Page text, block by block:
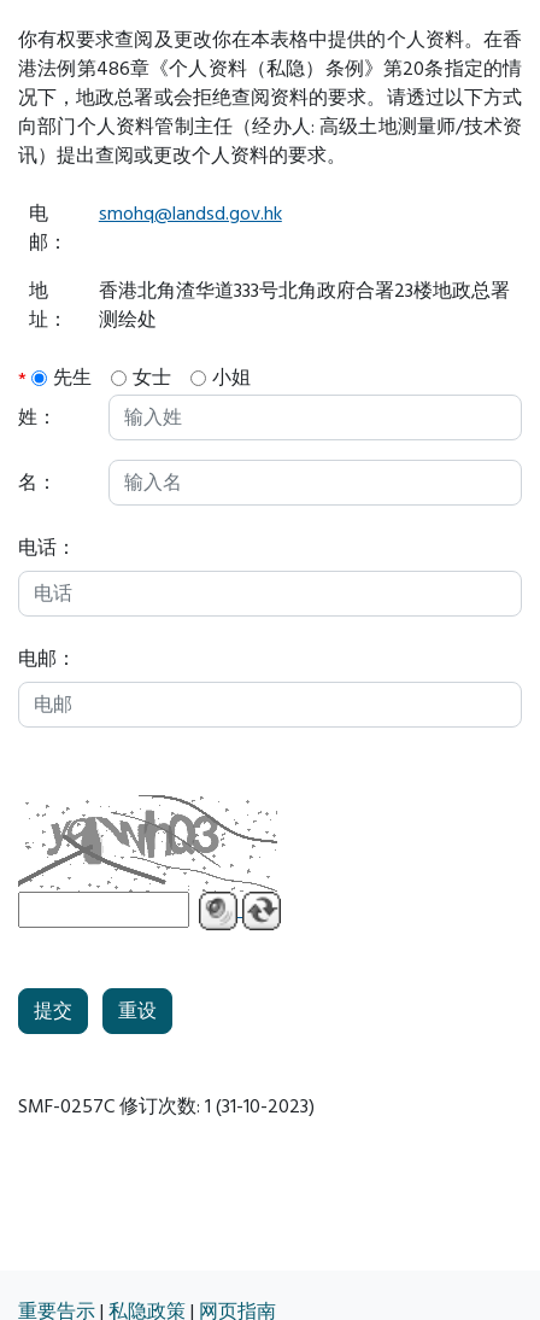
你有权要求查阅及更改你在本表格中提供的个人资料。在香
港法例第486章《个人资料（私隐）条例》第20条指定的情
况下，地政总署或会拒绝查阅资料的要求。请透过以下方式
向部门个人资料管制主任（经办人: 高级土地测量师/技术资
讯）提出查阅或更改个人资料的要求。
电
邮：
smohq@landsd.gov.hk
地
址：
香港北角渣华道333号北角政府合署23楼地政总署
测绘处
* 先生 女士
小姐
姓：
名：
电话：
电邮：
重设
SMF-0257C 修订次数: 1 (31-10-2023)
重要告示| 私隐政策| 网页指南